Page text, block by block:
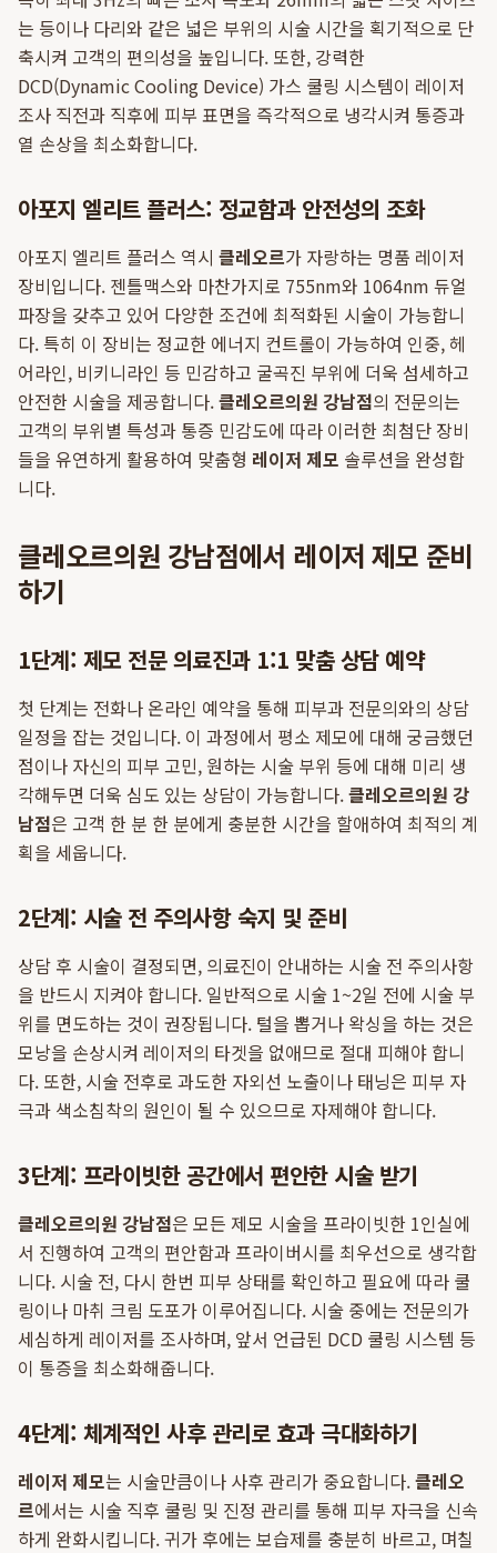
는 등이나 다리와 같은 넓은 부위의 시술 시간을 획기적으로 단
축시켜 고객의 편의성을 높입니다. 또한, 강력한
DCD(Dynamic Cooling Device) 가스 쿨링 시스템이 레이저
조사 직전과 직후에 피부 표면을 즉각적으로 냉각시켜 통증과
열 손상을 최소화합니다.
아포지 엘리트 플러스: 정교함과 안전성의 조화
아포지 엘리트 플러스 역시 클레오르가 자랑하는 명품 레이저
장비입니다. 젠틀맥스와 마찬가지로 755nm와 1064nm 듀얼
파장을 갖추고 있어 다양한 조건에 최적화된 시술이 가능합니
다. 특히 이 장비는 정교한 에너지 컨트롤이 가능하여 인중, 헤
어라인, 비키니라인 등 민감하고 굴곡진 부위에 더욱 섬세하고
안전한 시술을 제공합니다.클레오르의원 강남점의 전문의는
고객의 부위별 특성과 통증 민감도에 따라 이러한 최첨단 장비
들을 유연하게 활용하여 맞춤형 레이저 제모 솔루션을 완성합
니다.
클레오르의원 강남점에서 레이저 제모 준비
하기
1단계: 제모 전문 의료진과 1:1 맞춤 상담 예약
첫 단계는 전화나 온라인 예약을 통해 피부과 전문의와의 상담
일정을 잡는 것입니다. 이 과정에서 평소 제모에 대해 궁금했던
점이나 자신의 피부 고민, 원하는 시술 부위 등에 대해 미리 생
각해두면 더욱 심도 있는 상담이 가능합니다.클레오르의원 강
남점은 고객 한 분 한 분에게 충분한 시간을 할애하여 최적의 계
획을 세웁니다.
2단계: 시술 전 주의사항 숙지 및 준비
상담 후 시술이 결정되면, 의료진이 안내하는 시술 전 주의사항
을 반드시 지켜야 합니다. 일반적으로 시술 1~2일 전에 시술 부
위를 면도하는 것이 권장됩니다. 털을 뽑거나 왁싱을 하는 것은
모낭을 손상시켜 레이저의 타겟을 없애므로 절대 피해야 합니
다. 또한, 시술 전후로 과도한 자외선 노출이나 태닝은 피부 자
극과 색소침착의 원인이 될 수 있으므로 자제해야 합니다.
3단계: 프라이빗한 공간에서 편안한 시술 받기
클레오르의원 강남점은 모든 제모 시술을 프라이빗한 1인실에
서 진행하여 고객의 편안함과 프라이버시를 최우선으로 생각합
니다. 시술 전, 다시 한번 피부 상태를 확인하고 필요에 따라 쿨
링이나 마취 크림 도포가 이루어집니다. 시술 중에는 전문의가
세심하게 레이저를 조사하며, 앞서 언급된 DCD 쿨링 시스템 등
이 통증을 최소화해줍니다.
4단계: 체계적인 사후 관리로 효과 극대화하기
레이저 제모는 시술만큼이나 사후 관리가 중요합니다.클레오
르에서는 시술 직후 쿨링 및 진정 관리를 통해 피부 자극을 신속
하게 완화시킵니다. 귀가 후에는 보습제를 충분히 바르고, 며칠